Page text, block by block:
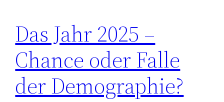
Das Jahr 2025 –
Chance oder Falle
der Demographie?